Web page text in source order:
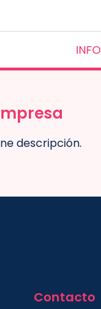
INFO
descripción.
Contacto